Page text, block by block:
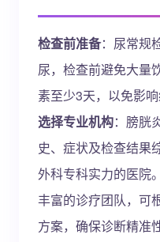
检查前准备：尿常规
尿，检查前避免大量
素至少3天，以免影响
选择专业机构：膀胱
史、症状及检查结果
外科专科实力的医院
丰富的诊疗团队，可
方案，确保诊断精准性